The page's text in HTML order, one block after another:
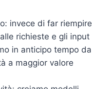
invece di far riempire
richieste e gli input
in anticipo tempo da
a maggior valore